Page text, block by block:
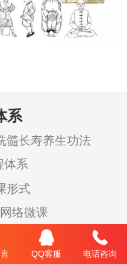
系
髓长寿养生功法
系
形式
络微课
私教课程
QQ客服 电话咨询